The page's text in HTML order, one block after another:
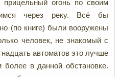
огонь по своим
через реку. Всё бы
(по книге) были вооружены
человек, не знакомый с
автоматов это лучше
в данной обстановке.